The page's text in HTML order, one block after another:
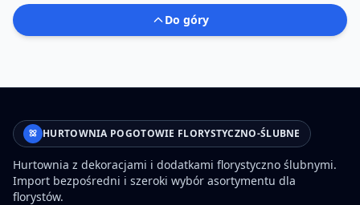
Do góry
HURTOWNIA POGOTOWIE FLORYSTYCZNO-ŚLUBNE
Hurtownia z dekoracjami i dodatkami florystyczno ślubnymi.
Import bezpośredni i szeroki wybór asortymentu dla
florystów.